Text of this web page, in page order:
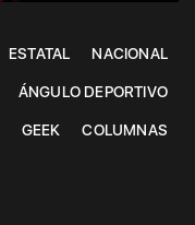
ESTATAL NACIONAL
ÁNGULO DEPORTIVO
GEEK COLUMNAS